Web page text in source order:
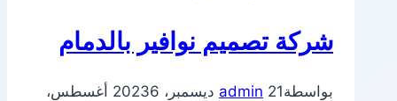
شركة تصميم نوافير بالدمام
بواسطة admin 21 ديسمبر، 2023
6 أغسطس،